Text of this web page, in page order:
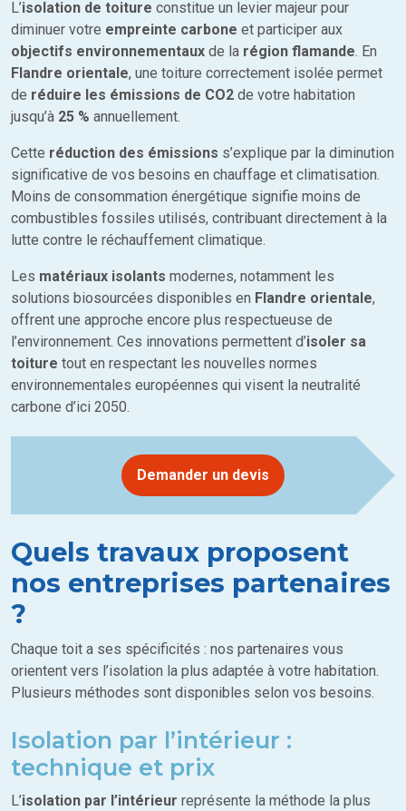
L’isolation de toiture constitue un levier majeur pour
diminuer votre empreinte carbone et participer aux
objectifs environnementaux de la région flamande. En
Flandre orientale, une toiture correctement isolée permet
de réduire les émissions de CO2 de votre habitation
jusqu’à 25 % annuellement.
Cette réduction des émissions s’explique par la diminution
significative de vos besoins en chauffage et climatisation.
Moins de consommation énergétique signifie moins de
combustibles fossiles utilisés, contribuant directement à la
lutte contre le réchauffement climatique.
Les matériaux isolants modernes, notamment les
solutions biosourcées disponibles en Flandre orientale,
offrent une approche encore plus respectueuse de
l’environnement. Ces innovations permettent d’isoler sa
toiture tout en respectant les nouvelles normes
environnementales européennes qui visent la neutralité
carbone d’ici 2050.
Demander un devis
Quels travaux proposent
nos entreprises partenaires
?
Chaque toit a ses spécificités : nos partenaires vous
orientent vers l’isolation la plus adaptée à votre habitation.
Plusieurs méthodes sont disponibles selon vos besoins.
Isolation par l’intérieur :
technique et prix
L’isolation par l’intérieur représente la méthode la plus